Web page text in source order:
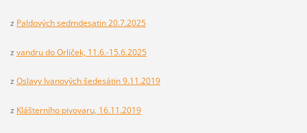
z Paldových sedmdesatin 20.7.2025
z vandru do Orliček, 11.6.-15.6.2025
z Oslavy Ivanových šedesátin 9.11.2019
z Klášterního pivovaru, 16.11.2019